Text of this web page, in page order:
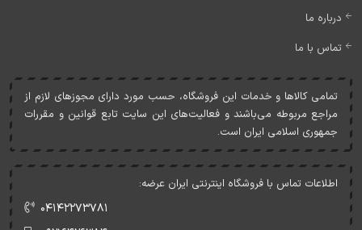
درباره ما
تماس با ما
تمامی کالاها و خدمات اين فروشگاه، حسب مورد دارای مجوزهای لازم از
مراجع مربوطه می‌باشند و فعاليت‌های اين سايت تابع قوانين و مقررات
جمهوری اسلامی ايران است.
اطلاعات تماس با فروشگاه اینترنتی ایران عرضه:
۰۴۱۴۲۲۷۳۷۸۱